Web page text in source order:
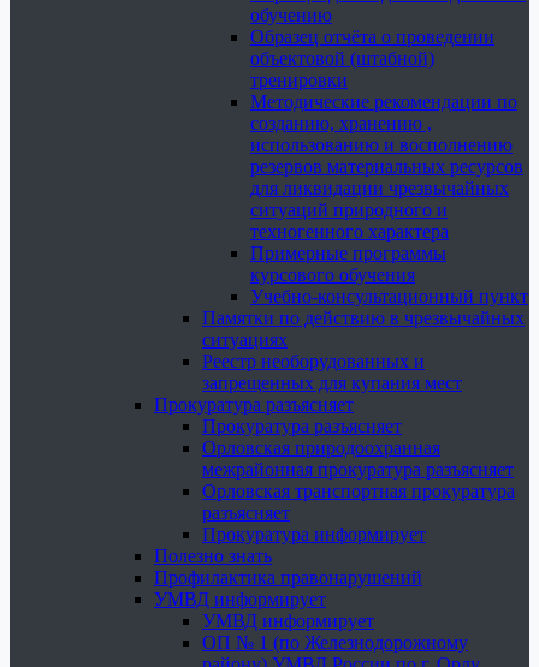
обучению
Образец отчёта о проведении
объектовой (штабной)
тренировки
Методические рекомендации по
созданию, хранению ,
использованию и восполнению
резервов материальных ресурсов
для ликвидации чрезвычайных
ситуаций природного и
техногенного характера
Примерные программы
курсового обучения
Учебно-консультационный пункт
Памятки по действию в чрезвычайных
ситуациях
Реестр необорудованных и
запрещенных для купания мест
Прокуратура разъясняет
Прокуратура разъясняет
Орловская природоохранная
межрайонная прокуратура разъясняет
Орловская транспортная прокуратура
разъясняет
Прокуратура информирует
Полезно знать
Профилактика правонарушений
УМВД информирует
УМВД информирует
ОП № 1 (по Железнодорожному